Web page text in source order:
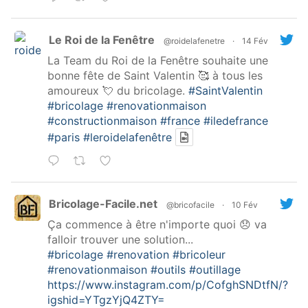
Le Roi de la Fenêtre @roidelafenetre · 14 Fév
La Team du Roi de la Fenêtre souhaite une
bonne fête de Saint Valentin 🥰 à tous les
amoureux 💘 du bricolage. #SaintValentin
#bricolage #renovationmaison
#constructionmaison #france #iledefrance
#paris #leroidelafenêtre
Bricolage-Facile.net @bricofacile · 10 Fév
Ça commence à être n'importe quoi 😞 va
falloir trouver une solution...
#bricolage #renovation #bricoleur
#renovationmaison #outils #outillage
https://www.instagram.com/p/CofghSNDtfN/?
igshid=YTgzYjQ4ZTY=